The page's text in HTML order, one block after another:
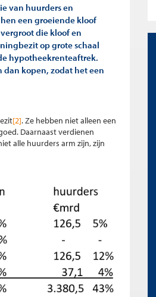
van huurders en
een groeiende kloof
die kloof en
op grote schaal
hypotheekrenteaftrek.
kopen, zodat het een
[2]. Ze hebben niet alleen een
Daarnaast verdienen
alle huurders arm zijn, zijn